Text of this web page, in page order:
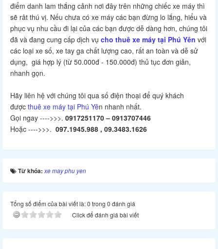
điểm danh lam thắng cảnh nơi đây trên những chiếc xe máy thì
sẽ rât thú vị. Nếu chưa có xe máy các bạn đừng lo lắng, hiểu và
phục vụ nhu cầu đi lại của các bạn được dễ dàng hơn, chúng tôi
đã và đang cung cấp dịch vụ cho thuê xe máy tại Phú Yên với
các loại xe số, xe tay ga chất lượng cao, rất an toàn và dễ sử
dụng, giá hợp lý (từ 50.000đ - 150.000đ) thủ tục đơn giản,
nhanh gọn.
Hãy liên hệ với chúng tôi qua số điện thoại để quý khách
được thuê xe máy tại Phú Yên nhanh nhất.
Gọi ngay ---->>>. 0917251170 – 0913707446
Hoặc ---->>>. 097.1945.988 , 09.3483.1626
Từ khóa: xe may phu yen
Tổng số điểm của bài viết là: 0 trong 0 đánh giá
Click để đánh giá bài viết